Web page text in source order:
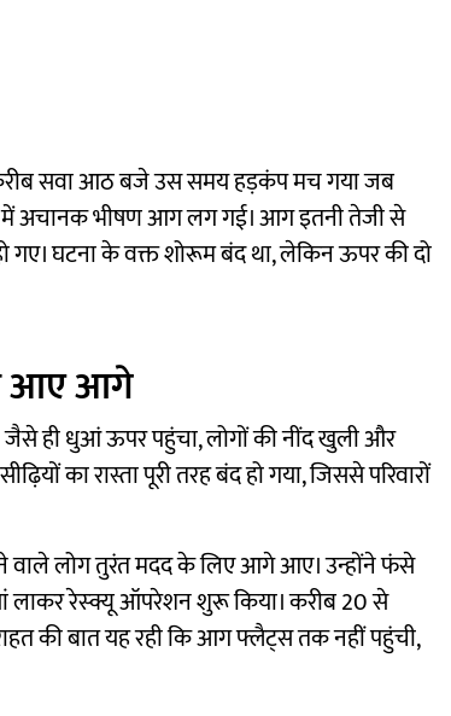
करीब सवा आठ बजे उस समय हड़कंप मच गया जब
में अचानक भीषण आग लग गई। आग इतनी तेजी से
घटना के वक्त शोरूम बंद था, लेकिन ऊपर की दो
आए आगे
ही धुआं ऊपर पहुंचा, लोगों की नींद खुली और
का रास्ता पूरी तरह बंद हो गया, जिससे परिवारों
वाले लोग तुरंत मदद के लिए आगे आए। उन्होंने फंसे
लाकर रेस्क्यू ऑपरेशन शुरू किया। करीब 20 से
की बात यह रही कि आग फ्लैट्स तक नहीं पहुंची,